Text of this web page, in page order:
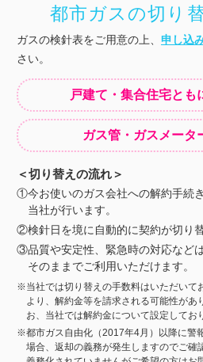
都市ガスの切り
ガスの検針表をご用意の上、 申し込
さい。
戸建て・集合住宅とも
ガス管・ガスメータ
＜切り替えの流れ＞
①今お使いのガス会社への解約手続
当社が行います。
②検針日を境に自動的に契約が切り替
③品質や安定性、緊急時の対応など
そのままでご利用いただけます。
※当社では切り替えの手数料はいただいて
より、解約金等を請求される可能性があ
お、当社では解約金について設定してお
※都市ガス自由化（2017年4月）以降に警
場合、返却の義務が発生しますのでご確